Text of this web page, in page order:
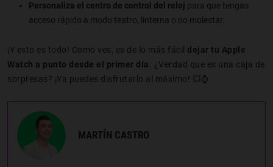
Personaliza el centro de control del reloj para que tengas
acceso rápido a modo teatro, linterna o no molestar.
¡Y esto es todo! Como ves, es de lo más fácil dejar tu Apple
Watch a punto desde el primer día. ¿Verdad que es una caja de
sorpresas? ¡Ya puedes disfrutarlo al máximo! 💥⌚
MARTÍN CASTRO